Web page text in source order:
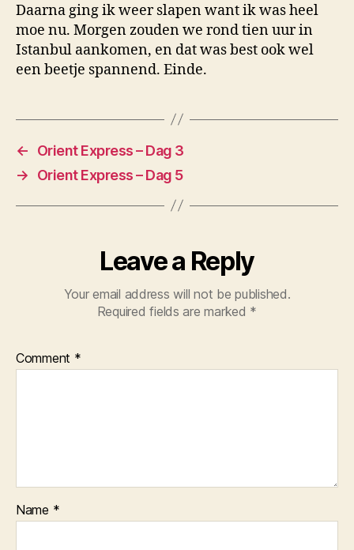
Daarna ging ik weer slapen want ik was heel
moe nu. Morgen zouden we rond tien uur in
Istanbul aankomen, en dat was best ook wel
een beetje spannend. Einde.
←
Orient Express – Dag 3
→
Orient Express – Dag 5
Leave a Reply
Your email address will not be published.
Required fields are marked *
Comment *
Name *